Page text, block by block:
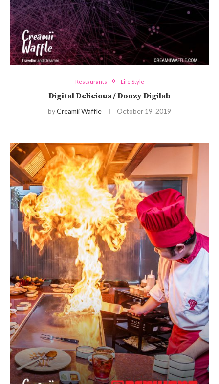
Restaurants Life Style
Digital Delicious / Doozy Digilab
byCreamii Waffle October 19, 2019